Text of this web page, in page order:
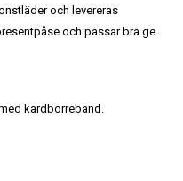
och levereras
och passar bra ge
kardborreband.